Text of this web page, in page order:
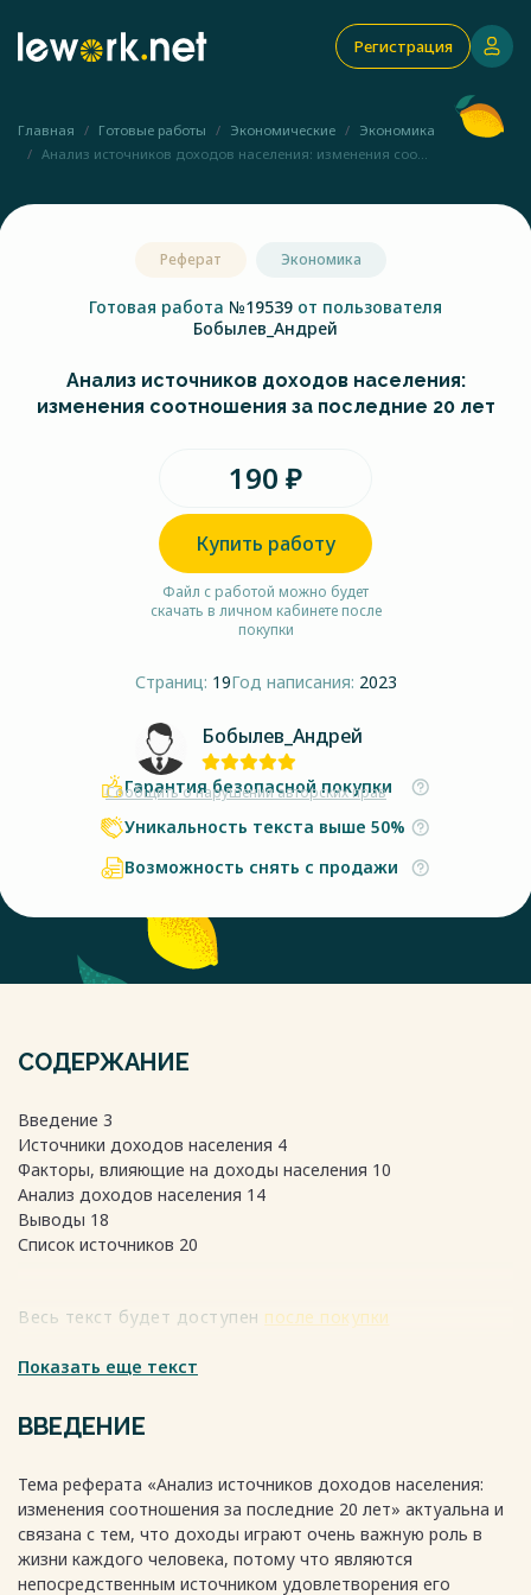
Регистрация
Главная Готовые работы Экономические
Экономика
Анализ источников доходов населения: изменения соо...
Реферат Экономика
Готовая работа №19539 от пользователя
Бобылев_Андрей
Анализ источников доходов населения:
изменения соотношения за последние 20 лет
190 ₽
Купить работу
Файл с работой можно будет
скачать в личном кабинете после
покупки
Страниц: 19Год написания: 2023
Бобылев_Андрей
Сообщить о нарушении авторских прав
Гарантия безопасной покупки
Уникальность текста выше 50%
Возможность снять с продажи
СОДЕРЖАНИЕ
Введение 3
Источники доходов населения 4
Факторы, влияющие на доходы населения 10
Анализ доходов населения 14
Выводы 18
Список источников 20
Весь текст будет доступен после покупки
Показать еще текст
ВВЕДЕНИЕ
Тема реферата «Анализ источников доходов населения:
изменения соотношения за последние 20 лет» актуальна и
связана с тем, что доходы играют очень важную роль в
жизни каждого человека, потому что являются
непосредственным источником удовлетворения его